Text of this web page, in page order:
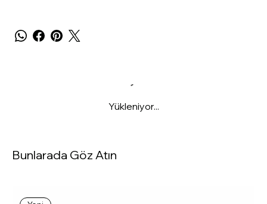
Yükleniyor...
Bunlarada Göz Atın